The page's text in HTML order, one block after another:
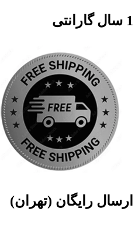
1 سال گارانتی
ارسال رایگان (تهران)